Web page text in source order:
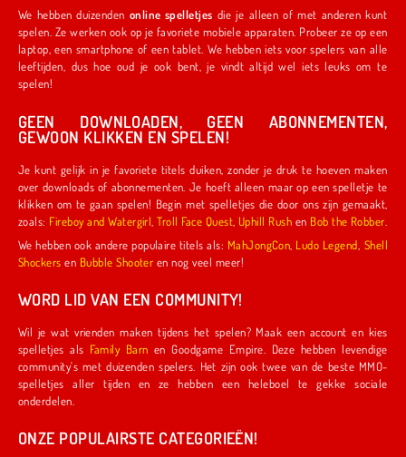
We hebben duizenden online spelletjes die je alleen of met anderen kunt
spelen. Ze werken ook op je favoriete mobiele apparaten. Probeer ze op een
laptop, een smartphone of een tablet. We hebben iets voor spelers van alle
leeftijden, dus hoe oud je ook bent, je vindt altijd wel iets leuks om te
spelen!
GEEN DOWNLOADEN, GEEN ABONNEMENTEN,
GEWOON KLIKKEN EN SPELEN!
Je kunt gelijk in je favoriete titels duiken, zonder je druk te hoeven maken
over downloads of abonnementen. Je hoeft alleen maar op een spelletje te
klikken om te gaan spelen! Begin met spelletjes die door ons zijn gemaakt,
zoals:
Fireboy and Watergirl ,Troll Face Quest Uphill Rush en Bob the Robber
We hebben ook andere populaire titels als: MahJongCon Ludo Legend Shell
Shockers en Bubble Shooter en nog veel meer!
WORD LID VAN EEN COMMUNITY!
Wil je wat vrienden maken tijdens het spelen? Maak een account en kies
spelletjes als
Family Barn en Goodgame Empire. Deze hebben levendige
community's met duizenden spelers. Het zijn ook twee van de beste MMO-
spelletjes aller tijden en ze hebben een heleboel te gekke sociale
onderdelen.
ONZE POPULAIRSTE CATEGORIEËN!